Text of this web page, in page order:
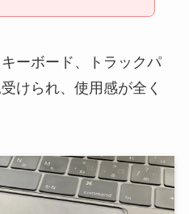
ーボード、トラックパ
けられ、使用感が全く